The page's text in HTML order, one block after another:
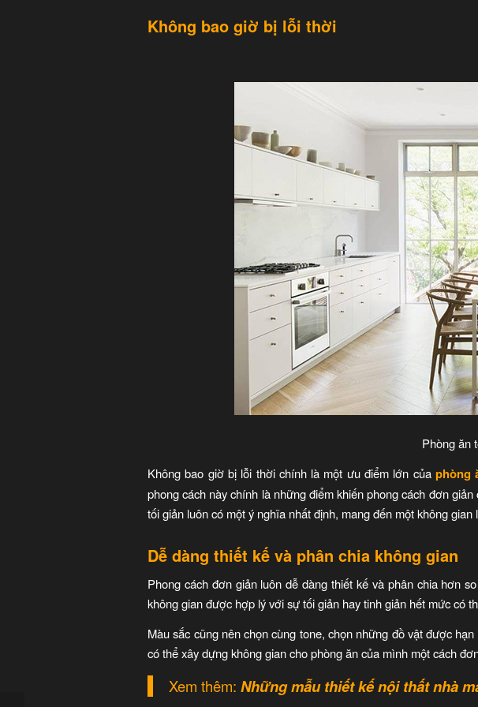
Không bao giờ bị lỗi thời
Phòng ăn
Không bao giờ bị lỗi thời chính là một ưu điểm lớn của phòng
phong cách này chính là những điểm khiến phong cách đơn
tối giản luôn có một ý nghĩa nhất định, mang đến một không
Dễ dàng thiết kế và phân chia không gian
Phong cách đơn giản luôn dễ dàng thiết kế và phân chia hơn
không gian được hợp lý với sự tối giản hay tinh giản hết mức có
Màu sắc cũng nên chọn cùng tone, chọn những đồ vật được
có thể xây dựng không gian cho phòng ăn của mình một cách
Xem thêm: Những mẫuthiết kế nội thất nhà